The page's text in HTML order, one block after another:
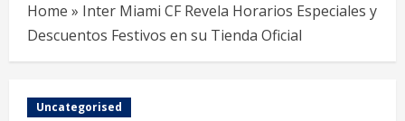
Home » Inter Miami CF Revela Horarios Especiales y
Descuentos Festivos en su Tienda Oficial
Uncategorised